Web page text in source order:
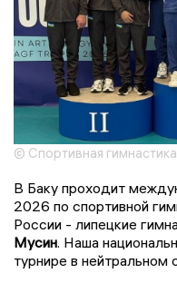
© Спортивная
В Баку проходит
2026 по спортивной
России - липецкие
Мусин. Наша
турнире в нейтральном